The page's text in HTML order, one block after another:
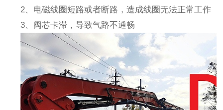
2、电磁线圈短路或者断路，造成线圈无法正常工作
3、阀芯卡滞，导致气路不通畅